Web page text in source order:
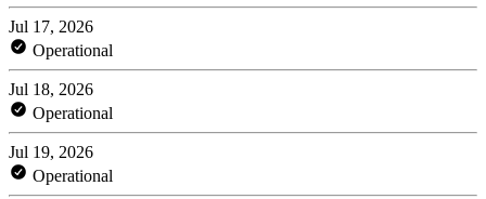
Jul 17, 2026
Operational
Jul 18, 2026
Operational
Jul 19, 2026
Operational